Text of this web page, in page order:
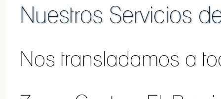
Nuestros Servicios
Nos transladamos a